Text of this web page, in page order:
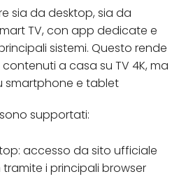
sia da desktop, sia da
TV, con app dedicate e
sistemi. Questo rende
a casa su TV 4K, ma
smartphone e tablet
supportati:
accesso da sito ufficiale
i principali browser